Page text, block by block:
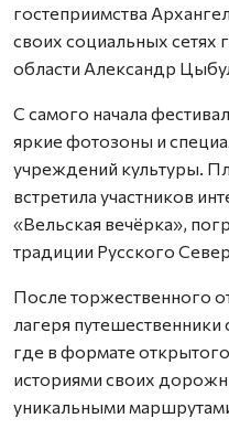
гостеприимства
своих социальных сетях
области Александр
С самого начала
яркие фотозоны и
учреждений культуры.
встретила участников
«Вельская вечёрка»,
традиции Русского
После торжественного
лагеря
где в формате
историями своих
уникальными